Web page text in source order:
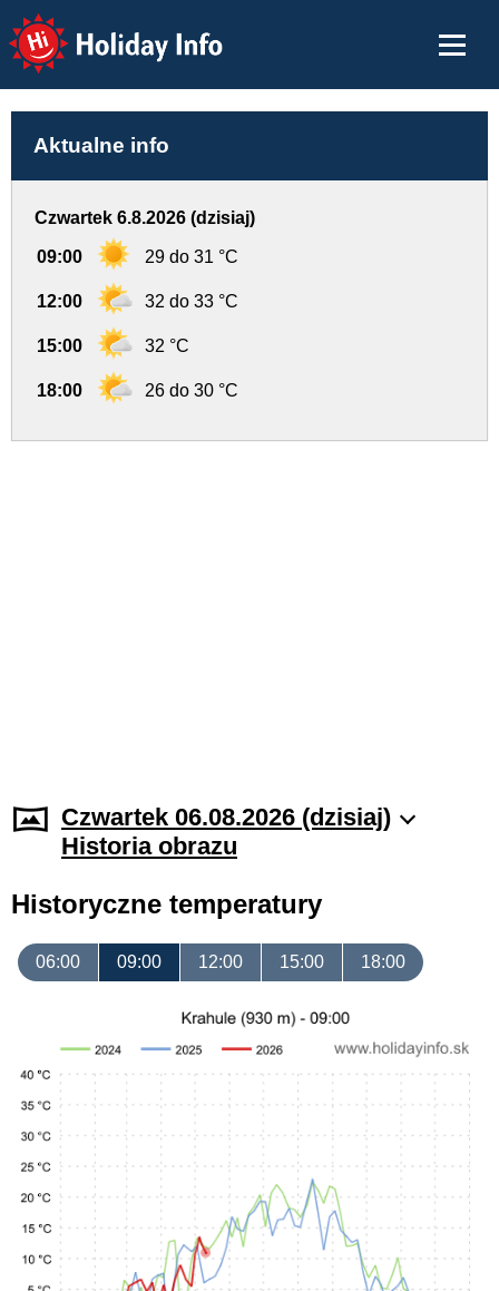
Holiday Info
Aktualne info
Czwartek 6.8.2026 (dzisiaj)
09:00 29 do 31 °C
12:00 32 do 33 °C
15:00 32 °C
18:00 26 do 30 °C
Czwartek 06.08.2026 (dzisiaj)
Historia obrazu
Historyczne temperatury
06:00 09:00 12:00 15:00 18:00